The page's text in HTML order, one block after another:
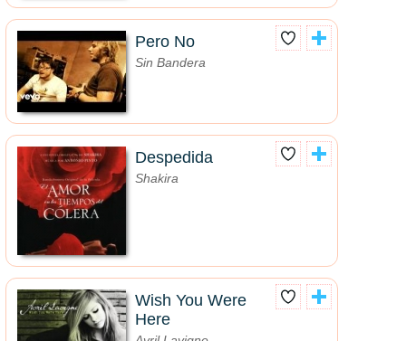
Pero No
Sin Bandera
Despedida
Shakira
Wish You Were
Here